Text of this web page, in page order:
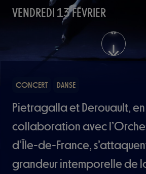
VENDREDI 13 FÉVRIER
CONCERT DANSE
Pietragalla et Derouault, en
collaboration avec
d’Île-de-France,
grandeur intemporelle de